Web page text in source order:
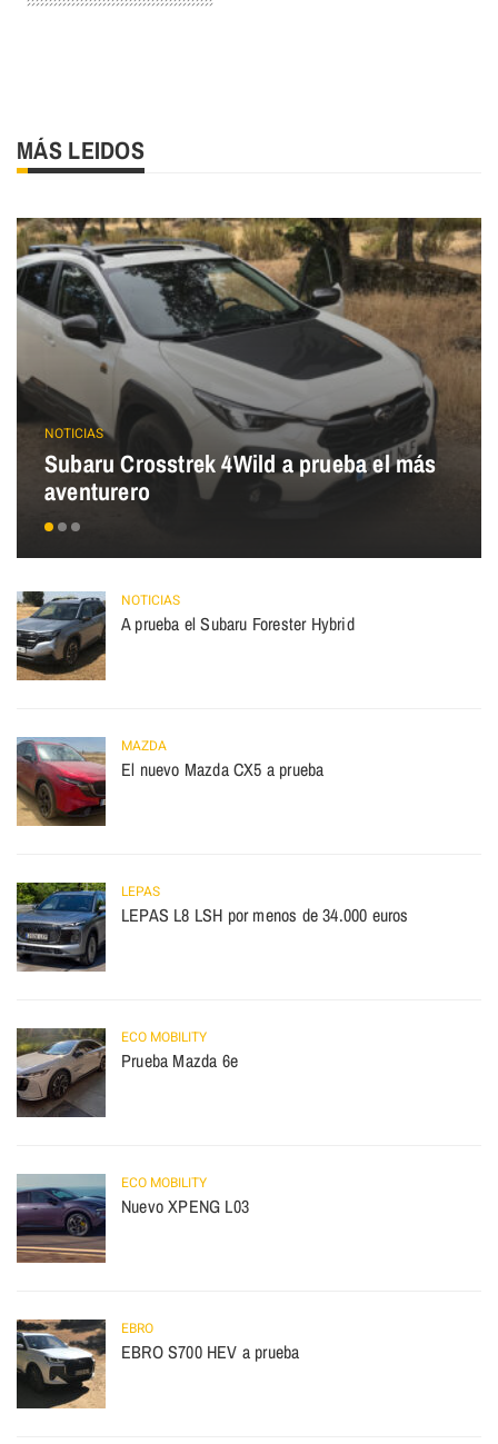
MÁS LEIDOS
NOTICIAS
Subaru Crosstrek 4Wild a prueba el más
aventurero
NOTICIAS
A prueba el Subaru Forester Hybrid
MAZDA
El nuevo Mazda CX5 a prueba
LEPAS
LEPAS L8 LSH por menos de 34.000 euros
ECO MOBILITY
Prueba Mazda 6e
ECO MOBILITY
Nuevo XPENG L03
EBRO
EBRO S700 HEV a prueba